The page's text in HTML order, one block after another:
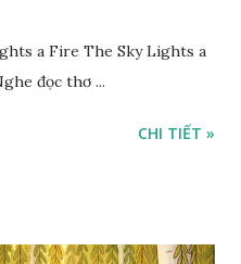
a Fire The Sky Lights a
đọc thơ ...
CHI TIẾT »